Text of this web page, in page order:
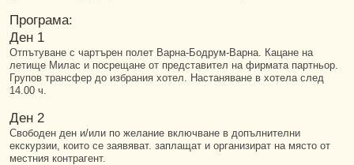
Програма:
Ден 1
Отпътуване с чартърен полет Варна-Бодрум-Варна. Кацане на
летище Милас и посрещане от представител на фирмата партньор.
Групов трансфер до избрания хотел. Настаняване в хотела след
14.00 ч.
Ден 2
Свободен ден и/или по желание включване в допълнителни
екскурзии, които се заявяват. заплащат и организират на място от
местния контрагент.